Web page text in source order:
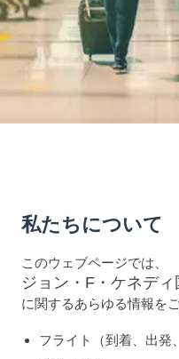
私たちについて
このウェブページでは、
ジョン・F・ケネディ
に関するあらゆる情報を
フライト（到着、出発